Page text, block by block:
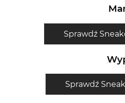
Sprawdź